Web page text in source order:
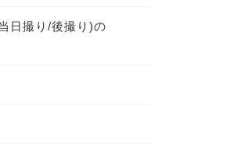
日撮り/後撮り)の